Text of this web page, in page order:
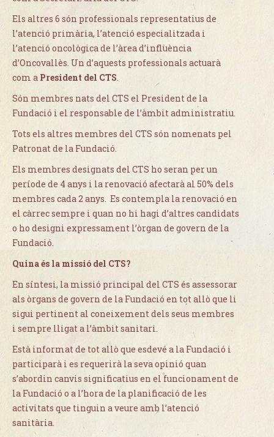
Els altres 6 són professionals representatius de
l’atenció primària, l’atenció especialitzada i
l’atenció oncològica de l’àrea d’influència
d’Oncovallès. Un d’aquests professionals actuarà
com a President del CTS.
Són membres nats del CTS el President de la
Fundació i el responsable de l’àmbit administratiu.
Tots els altres membres del CTS són nomenats pel
Patronat de la Fundació.
Els membres designats del CTS ho seran per un
període de 4 anys i la renovació afectarà al 50% dels
membres cada 2 anys. Es contempla la renovació en
el càrrec sempre i quan no hi hagi d’altres candidats
o ho designi expressament l’òrgan de govern de la
Fundació.
Quina és la missió del CTS?
En síntesi, la missió principal del CTS és assessorar
als òrgans de govern de la Fundació en tot allò que li
sigui pertinent al coneixement dels seus membres
i sempre lligat a l’àmbit sanitari.
Està informat de tot allò que esdevé a la Fundació i
participarà i es requerirà la seva opinió quan
s’abordin canvis significatius en el funcionament de
la Fundació o a l’hora de la planificació de les
activitats que tinguin a veure amb l’atenció
sanitària.